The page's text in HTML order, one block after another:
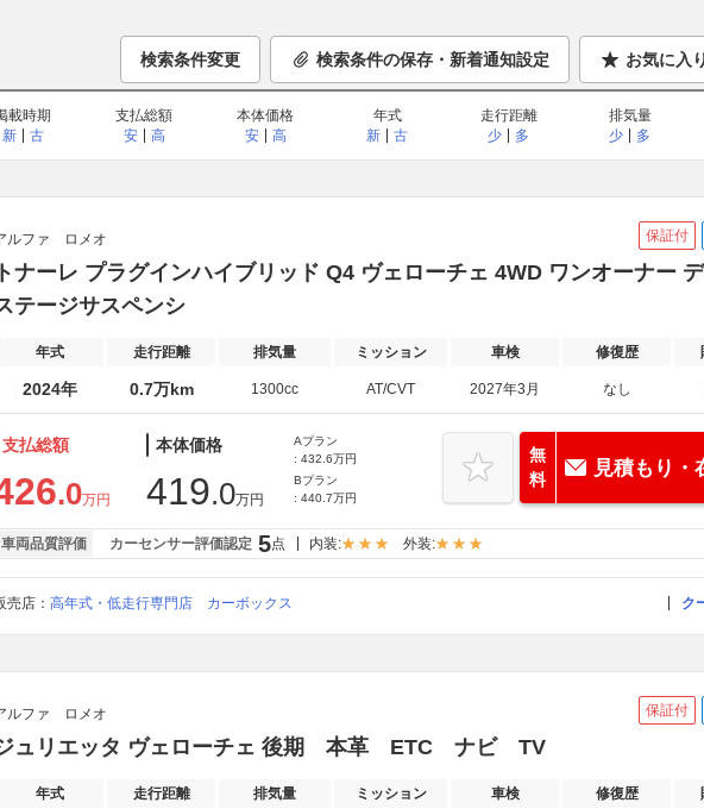
検索条件変更 検索条件の保存・新着通知設定 お気に入
載時期
新
古
支払総額
安
高
本体価格
安
高
年式
新
古
走行距離
少
多
排気量
少
多
ルファ ロメオ 保証付
トナーレ プラグインハイブリッド Q4 ヴェローチェ 4WD ワンオーナー
テージサスペンシ
年式 走行距離 排気量 ミッション 車検 修復歴
2024年 0.7万km 1300cc AT/CVT 2027年3月 なし
支払総額
.0万円
本体価格
419.0万円
Aプラン
: 432.6万円
Bプラン
: 440.7万円
無
料
見積もり・
車両品質評価 カーセンサー評価認定 5点 内装: 外装:
売店： 高年式・低走行専門店 カーボックス ク
ルファ ロメオ 保証付
ュリエッタ ヴェローチェ 後期 本革 ETC ナビ TV
年式 走行距離 排気量 ミッション 車検 修復歴